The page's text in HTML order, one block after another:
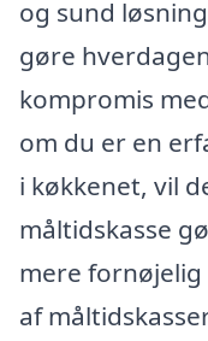
og sund
gøre
kompromis
om du er en
i køkkenet, vil
måltidskasse
mere fornøjelig
af